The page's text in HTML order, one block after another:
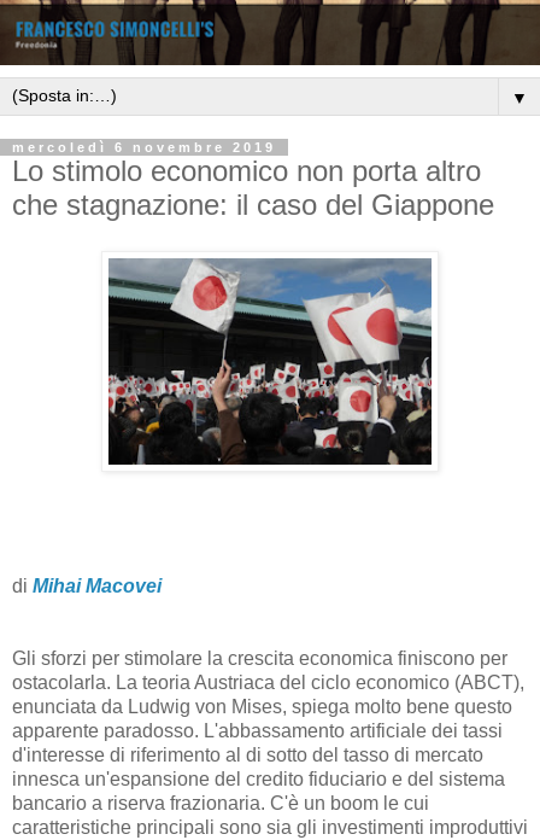
▼
mercoledì 6 novembre 2019
Lo stimolo economico non porta altro
che stagnazione: il caso del Giappone
di Mihai Macovei
Gli sforzi per stimolare la crescita economica finiscono per
ostacolarla. La teoria Austriaca del ciclo economico (ABCT),
enunciata da Ludwig von Mises, spiega molto bene questo
apparente paradosso. L'abbassamento artificiale dei tassi
d'interesse di riferimento al di sotto del tasso di mercato
innesca un'espansione del credito fiduciario e del sistema
bancario a riserva frazionaria. C'è un boom le cui
caratteristiche principali sono sia gli investimenti improduttivi